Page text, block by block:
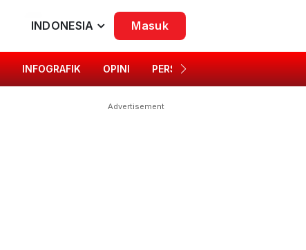
INDONESIA Masuk
INFOGRAFIK OPINI PERSONA
Advertisement